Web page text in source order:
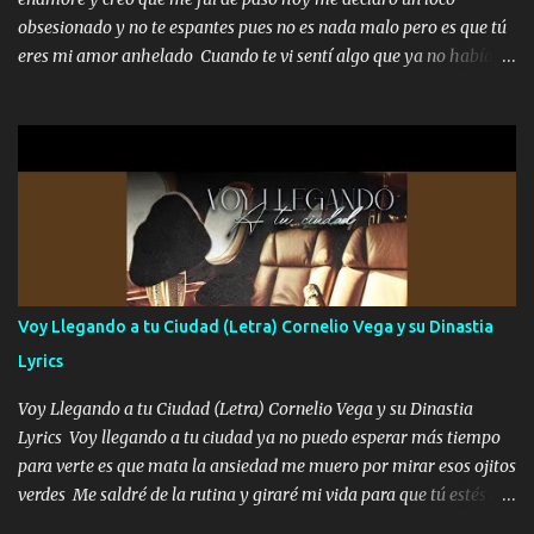
enfiesto me gusta vivir en grande más me cuido me gusta ser
responsable hay rateros envidiosos que no falten mi dios es grande
me cuida de las maldades Pa el equipo aquí le mando un abrazo
obsesionado y no te espantes pues no es nada malo pero es que tú
eres mi amor anhelado Cuando te vi sentí algo que ya no había
cariño de mi alma Que pa febrero vendré frente a ti con mis
preguntas y digas que sí hacernos novios y verte feliz y muy
contenta como yo por ti Música Pregúntame qué es lo que me
enamora pa describirte unas cuantas horas también pregunta que
quiero contigo que seas dichosa al estar conmigo Y ya borracho
contéstame la llamada pa dedicarte unas bonitas palabras así
borracho me animo a decirte todo y puedo describirlo mucho que
me encantes Decirte que me siento muy feliz y emocionado por
tenerte aquí espero que quiera...
Voy Llegando a tu Ciudad (Letra) Cornelio Vega y su Dinastia
Lyrics
Voy Llegando a tu Ciudad (Letra) Cornelio Vega y su Dinastia
Lyrics Voy llegando a tu ciudad ya no puedo esperar más tiempo
para verte es que mata la ansiedad me muero por mirar esos ojitos
verdes Me saldré de la rutina y giraré mi vida para que tú estés en